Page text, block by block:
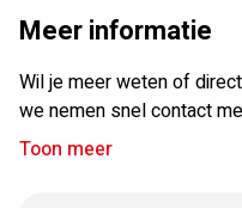
afhankelijk van ervaring.
> daarnaast ontvang je
de mogelijkheid om extra
verzuim. Aan het einde
Meer informatie
Wil je meer weten of
we nemen snel contact
Toon meer